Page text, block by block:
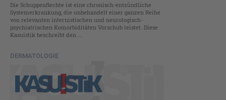
Die Schuppenflechte ist eine chronisch-entzündliche
Systemerkrankung, die unbehandelt einer ganzen Reihe
von relevanten internistischen und neurologisch-
psychiatrischen Komorbiditäten Vorschub leistet. Diese
Kasuistik beschreibt den ...
DERMATOLOGIE